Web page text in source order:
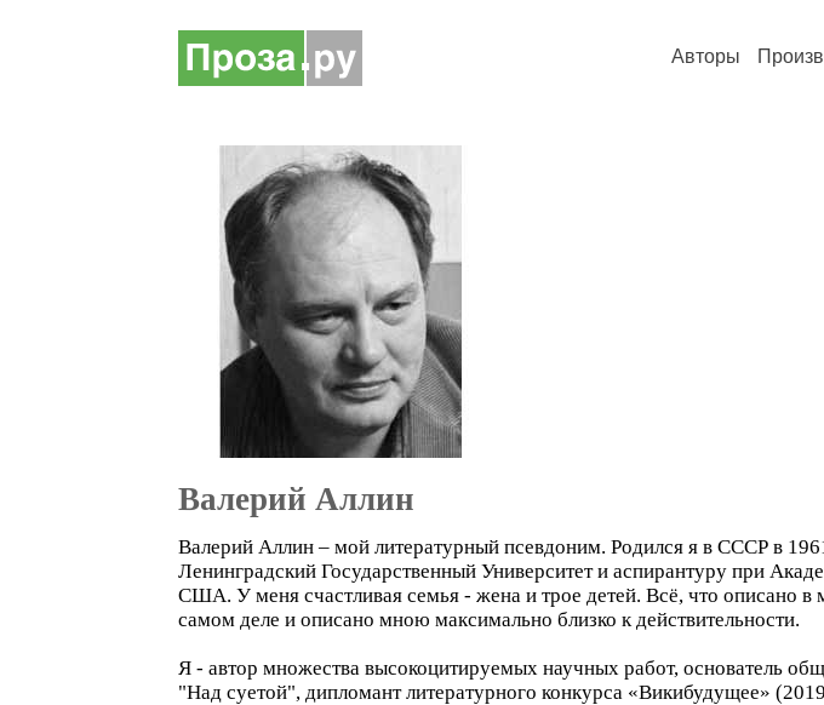
Авторы
Валерий Аллин
Валерий Аллин – мой литературный псевдоним. Родился я в СССР в
Ленинградский Государственный Университет и аспирантуру при
США. У меня счастливая семья - жена и трое детей. Всё, что описано
самом деле и описано мною максимально близко к действительности.
Я - автор множества высокоцитируемых научных работ, основатель
"Над суетой", дипломант литературного конкурса «Викибудущее»